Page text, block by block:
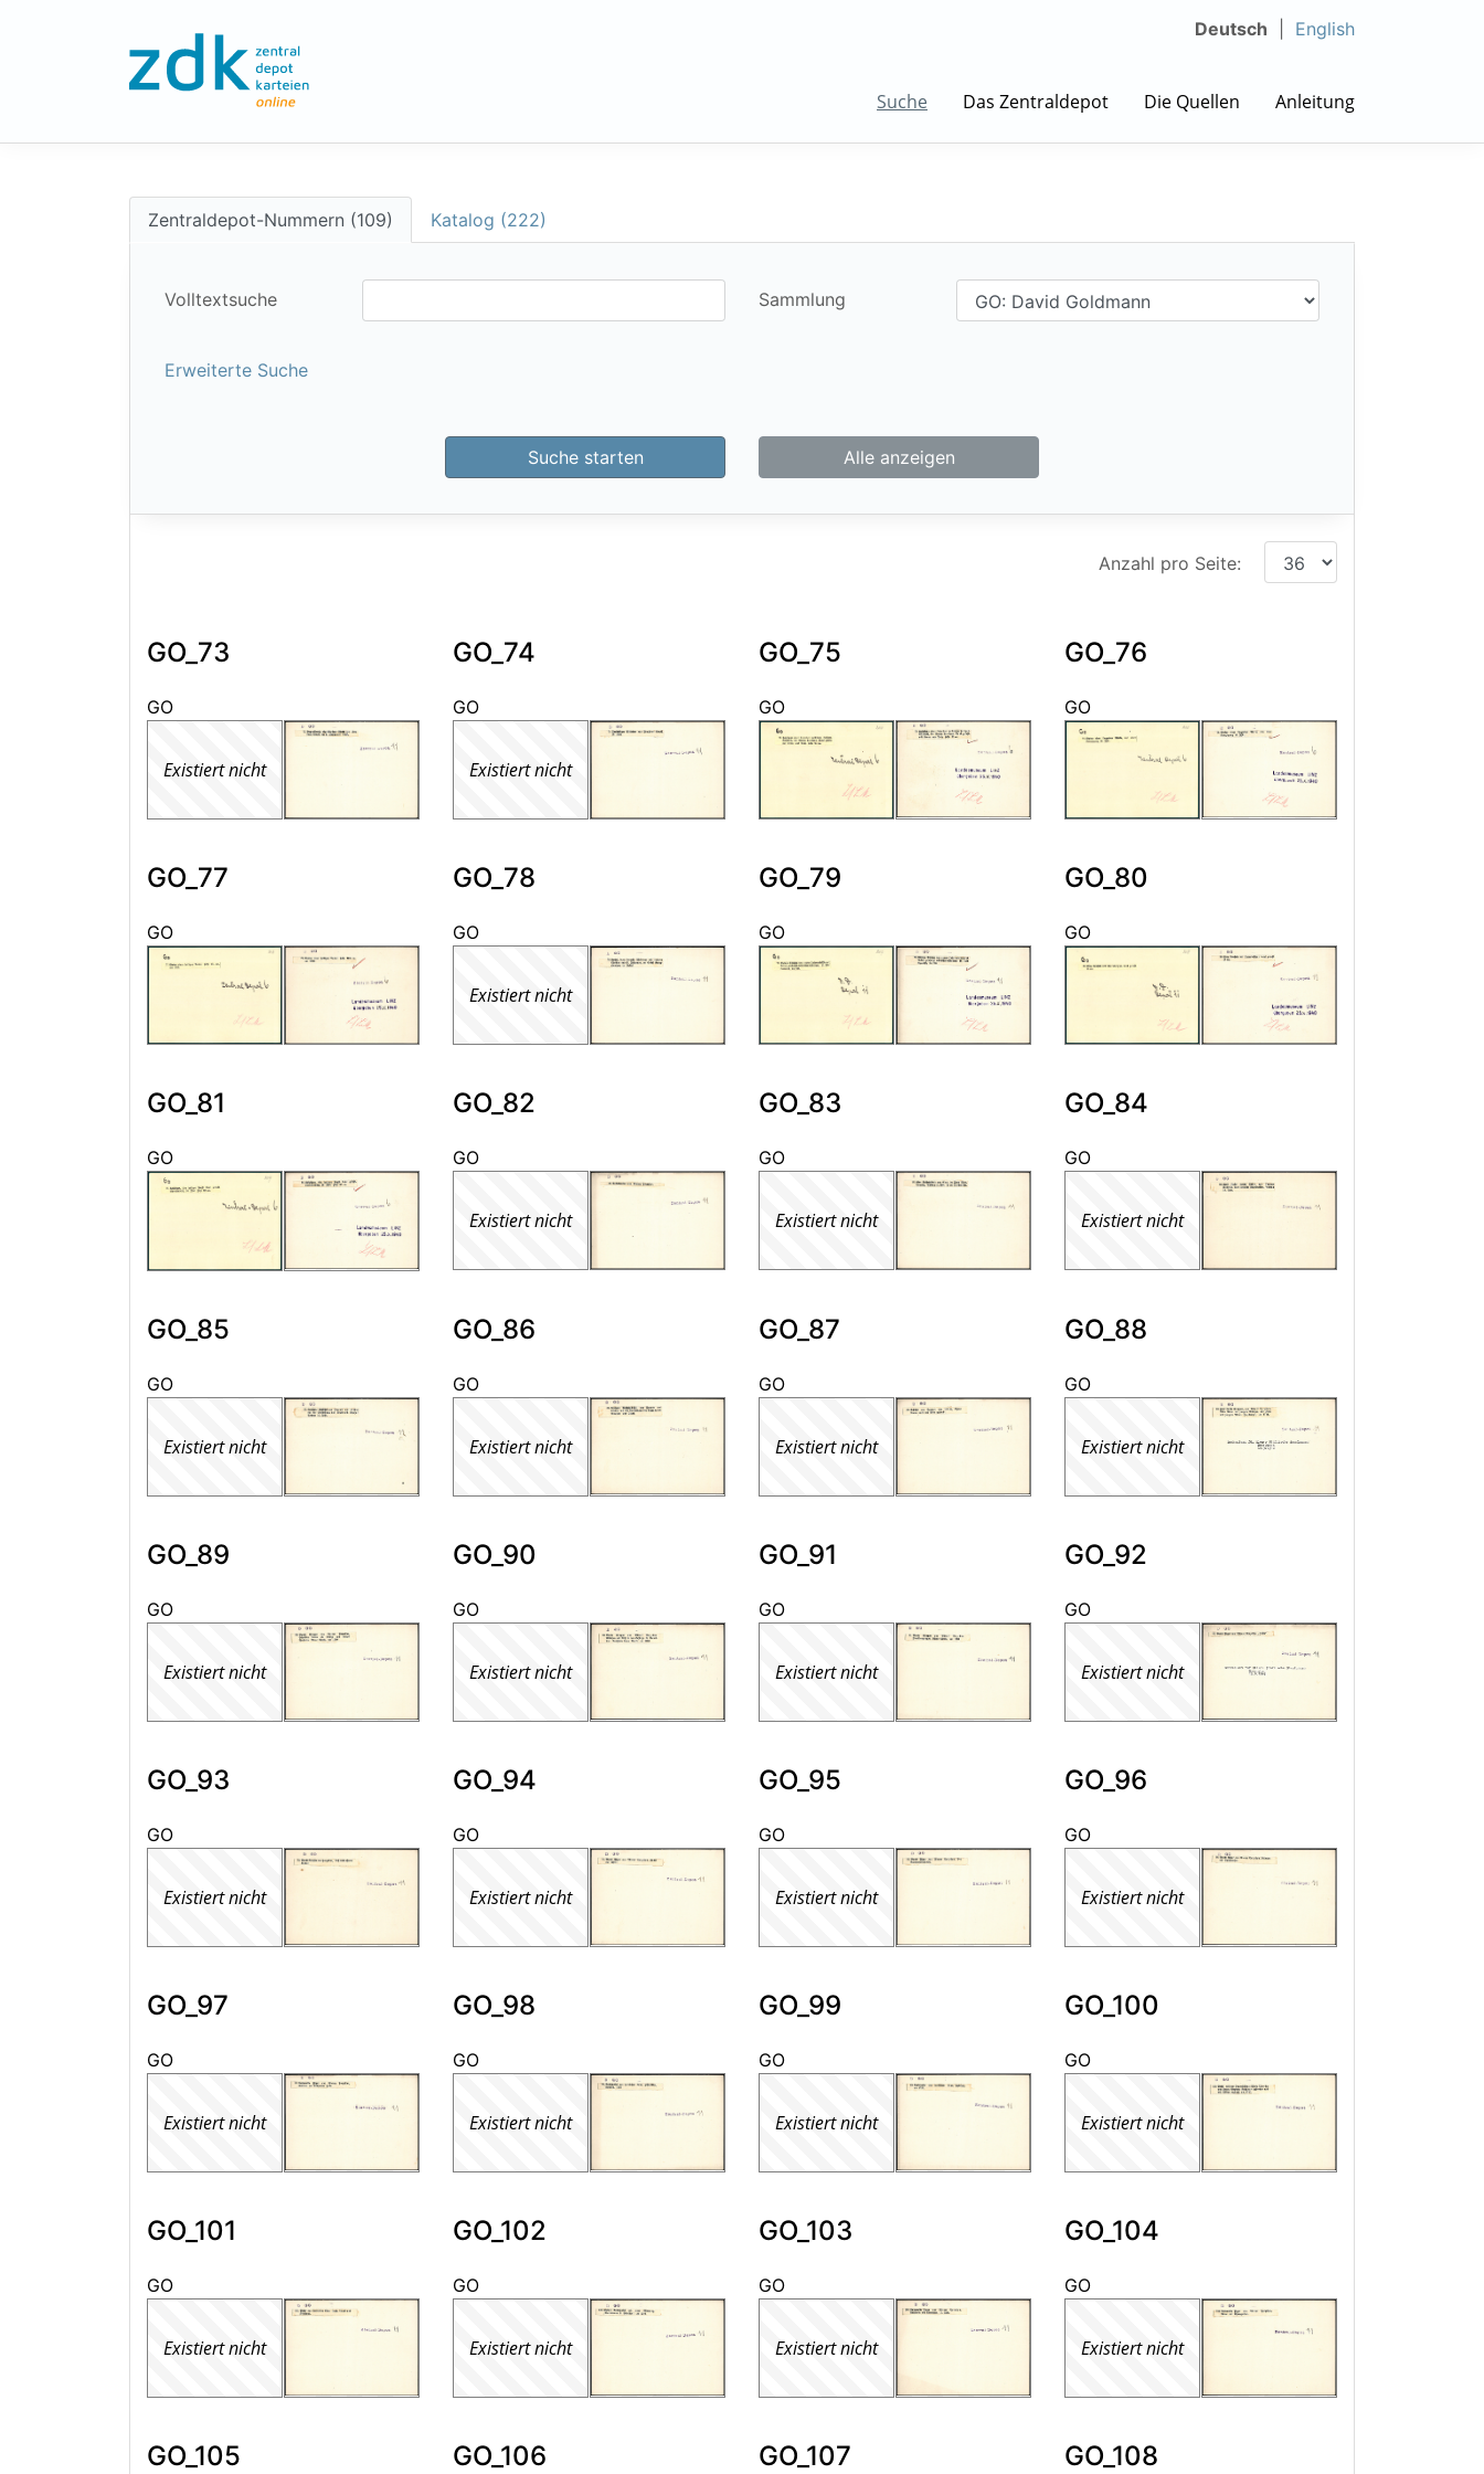
Deutsch English
Suche Das Zentraldepot Die Quellen Anleitung
Zentraldepot-Nummern (109) Katalog (222)
Volltextsuche Sammlung
Erweiterte Suche
Suche starten Alle anzeigen
Anzahl pro Seite:
GO_73
GO
Existiert nicht
GO_74
GO
Existiert nicht
GO_75
GO
GO_76
GO
GO_77
GO
GO_78
GO
Existiert nicht
GO_79
GO
GO_80
GO
GO_81
GO
GO_82
GO
Existiert nicht
GO_83
GO
Existiert nicht
GO_84
GO
Existiert nicht
GO_85
GO
Existiert nicht
GO_86
GO
Existiert nicht
GO_87
GO
Existiert nicht
GO_88
GO
Existiert nicht
GO_89
GO
Existiert nicht
GO_90
GO
Existiert nicht
GO_91
GO
Existiert nicht
GO_92
GO
Existiert nicht
GO_93
GO
Existiert nicht
GO_94
GO
Existiert nicht
GO_95
GO
Existiert nicht
GO_96
GO
Existiert nicht
GO_97
GO
Existiert nicht
GO_98
GO
Existiert nicht
GO_99
GO
Existiert nicht
GO_100
GO
Existiert nicht
GO_101
GO
Existiert nicht
GO_102
GO
Existiert nicht
GO_103
GO
Existiert nicht
GO_104
GO
Existiert nicht
GO_105 GO_106 GO_107 GO_108